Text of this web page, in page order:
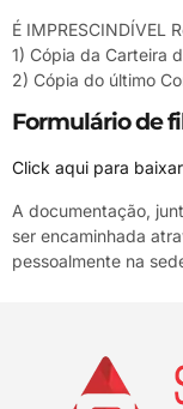
É IMPRESCINDÍVEL
1) Cópia da Carteira
2) Cópia do último
Formulário de
Click aqui para
A documentação,
ser encaminhada
pessoalmente na